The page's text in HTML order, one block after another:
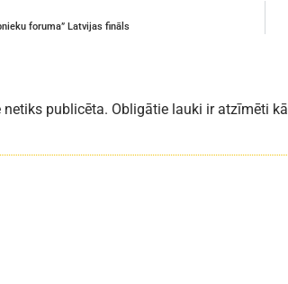
foruma” Latvijas fināls
netiks publicēta. Obligātie lauki ir atzīmēti kā